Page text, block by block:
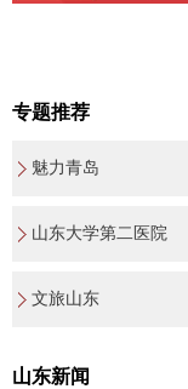
专题推荐
魅力青岛
山东大学第二医院
文旅山东
山东新闻